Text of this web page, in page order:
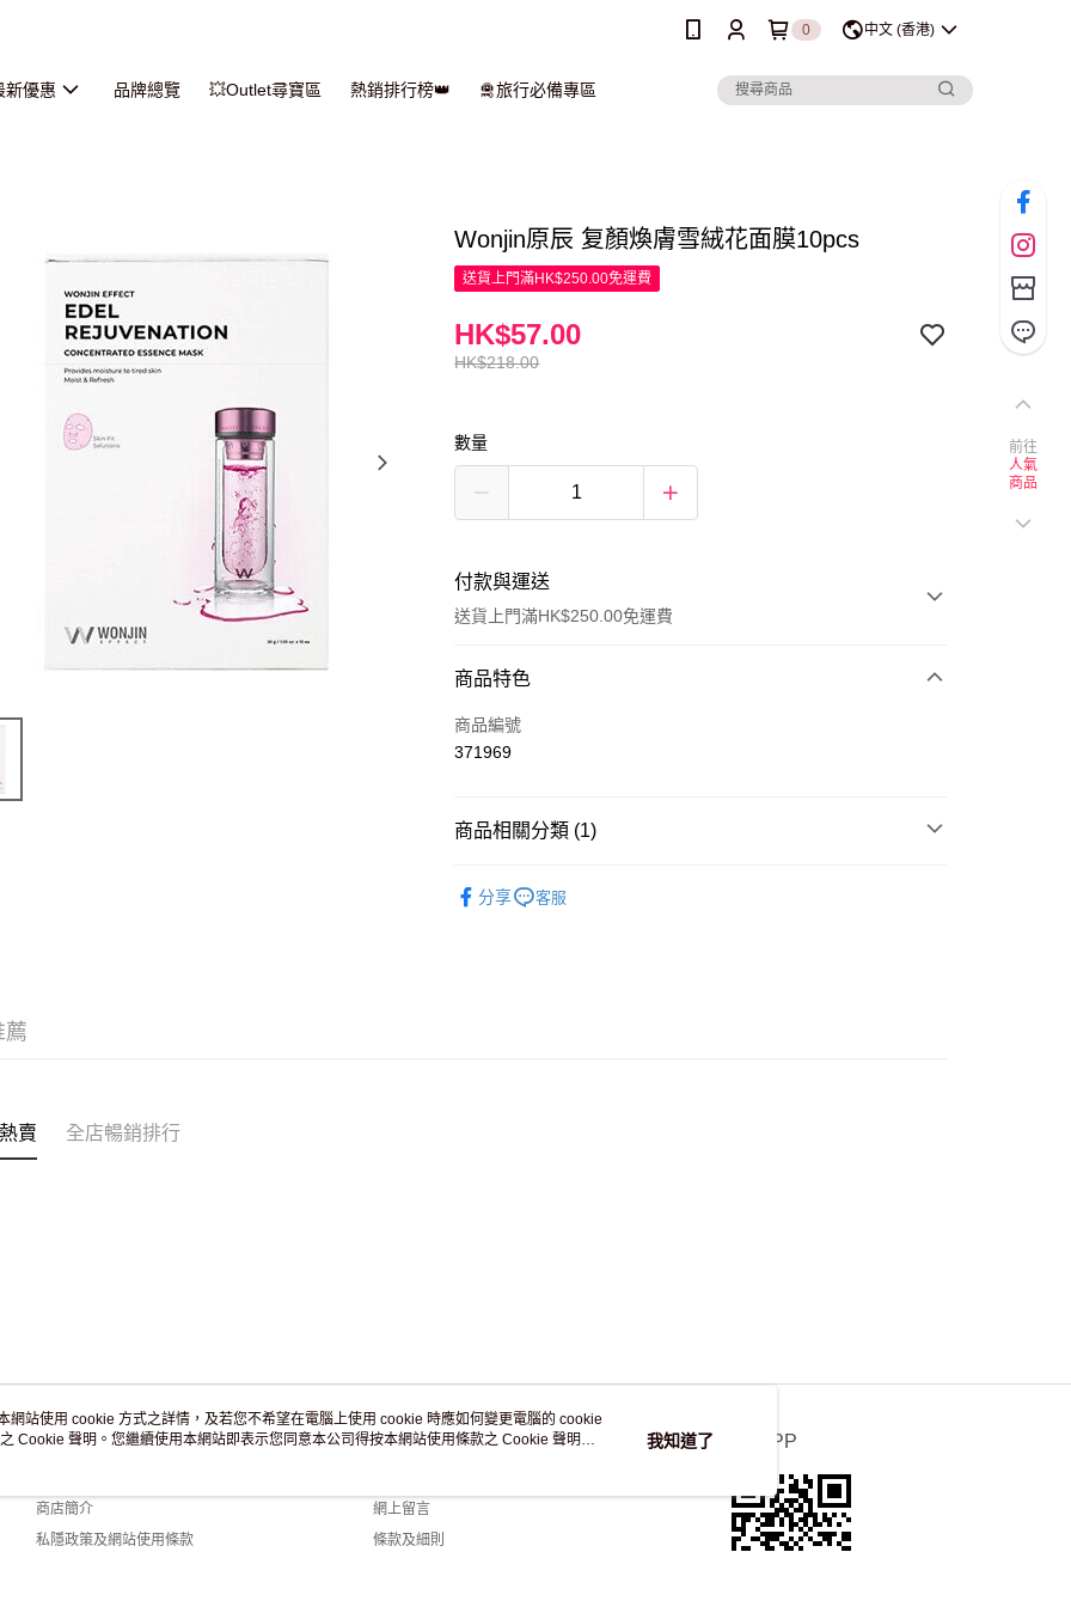
0 中文 (香港)
新優惠 品牌總覽 💥Outlet尋寶區 熱銷排行榜👑 🛅旅行必備專區
Wonjin原辰 复顏煥膚雪絨花面膜10pcs
送貨上門滿HK$250.00免運費
HK$218.00
HK$57.00
數量
付款與運送
送貨上門滿HK$250.00免運費
付款方式
信用卡
商品特色
商品編號
371969
商品相關分類 (1)
分享
客服
薦
賣 全店暢銷排行
關於我們
商店簡介
私隱政策及網站使用條款
客戶服務
網上留言
條款及細則
官方APP
前往
人氣
商品
網站使用 cookie 方式之詳情，及若您不希望在電腦上使用 cookie 時應如何變更電腦的 cookie
Cookie 聲明。您繼續使用本網站即表示您同意本公司得按本網站使用條款之 Cookie 聲明使
我知道了